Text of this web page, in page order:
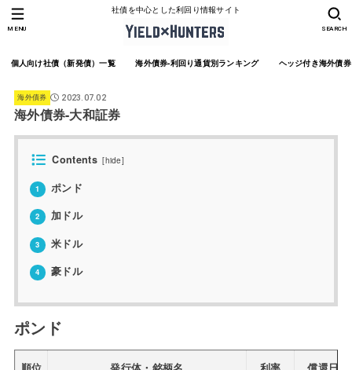
社債を中心とした利回り情報サイト
個人向け社債（新発債）一覧 海外債券-利回り通貨別ランキング ヘッジ付き海外債
SEARCH
MENU
海外債券 2023.07.02
海外債券-大和証券
Contents [hide]
1 ポンド
2 加ドル
3 米ドル
4 豪ドル
ポンド